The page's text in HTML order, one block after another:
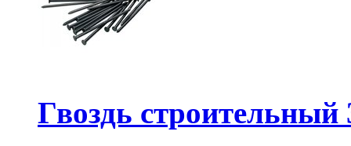
Гвоздь строительный